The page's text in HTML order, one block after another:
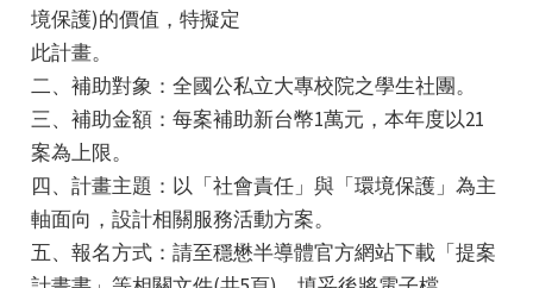
境保護)的價值，特擬定
此計畫。
二、補助對象：全國公私立大專校院之學生社團。
三、補助金額：每案補助新台幣1萬元，本年度以21
案為上限。
四、計畫主題：以「社會責任」與「環境保護」為主
軸面向，設計相關服務活動方案。
五、報名方式：請至穩懋半導體官方網站下載「提案